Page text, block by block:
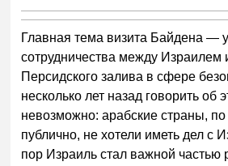
Главная тема визита Байдена —
сотрудничества между Израилем
Персидского залива в сфере
несколько лет назад говорить об
невозможно: арабские страны,
публично, не хотели иметь дел с
пор Израиль стал важной частью